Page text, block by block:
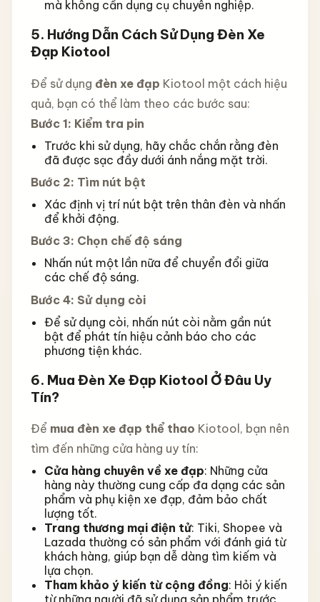
mà không cần dụng cụ chuyên nghiệp.
5. Hướng Dẫn Cách Sử Dụng Đèn Xe
Đạp Kiotool
Để sử dụng đèn xe đạp Kiotool một cách hiệu
quả, bạn có thể làm theo các bước sau:
Bước 1: Kiểm tra pin
Trước khi sử dụng, hãy chắc chắn rằng đèn
đã được sạc đầy dưới ánh nắng mặt trời.
Bước 2: Tìm nút bật
Xác định vị trí nút bật trên thân đèn và nhấn
để khởi động.
Bước 3: Chọn chế độ sáng
Nhấn nút một lần nữa để chuyển đổi giữa
các chế độ sáng.
Bước 4: Sử dụng còi
Để sử dụng còi, nhấn nút còi nằm gần nút
bật để phát tín hiệu cảnh báo cho các
phương tiện khác.
6. Mua Đèn Xe Đạp Kiotool Ở Đâu Uy
Tín?
Để mua đèn xe đạp thể thao Kiotool, bạn nên
tìm đến những cửa hàng uy tín:
Cửa hàng chuyên về xe đạp: Những cửa
hàng này thường cung cấp đa dạng các sản
phẩm và phụ kiện xe đạp, đảm bảo chất
lượng tốt.
Trang thương mại điện tử: Tiki, Shopee và
Lazada thường có sản phẩm với đánh giá từ
khách hàng, giúp bạn dễ dàng tìm kiếm và
lựa chọn.
Tham khảo ý kiến từ cộng đồng: Hỏi ý kiến